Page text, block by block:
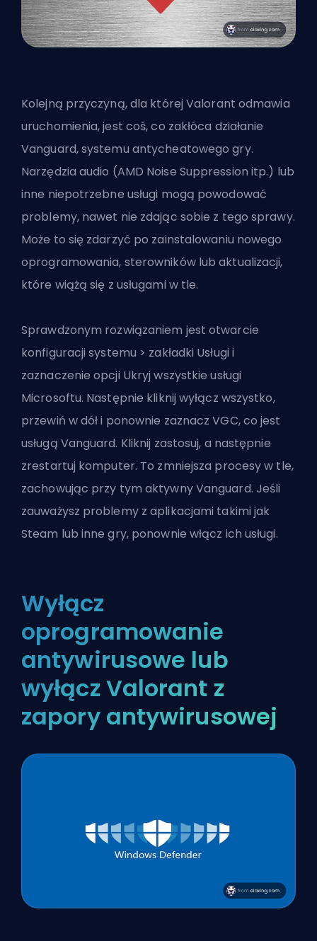
Kolejną przyczyną, dla której Valorant odmawia
uruchomienia, jest coś, co zakłóca działanie
Vanguard, systemu antycheatowego gry.
Narzędzia audio (AMD Noise Suppression itp.) lub
inne niepotrzebne usługi mogą powodować
problemy, nawet nie zdając sobie z tego sprawy.
Może to się zdarzyć po zainstalowaniu nowego
oprogramowania, sterowników lub aktualizacji,
które wiążą się z usługami w tle.
Sprawdzonym rozwiązaniem jest otwarcie
konfiguracji systemu > zakładki Usługi i
zaznaczenie opcji Ukryj wszystkie usługi
Microsoftu. Następnie kliknij wyłącz wszystko,
przewiń w dół i ponownie zaznacz VGC, co jest
usługą Vanguard. Kliknij zastosuj, a następnie
zrestartuj komputer. To zmniejsza procesy w tle,
zachowując przy tym aktywny Vanguard. Jeśli
zauważysz problemy z aplikacjami takimi jak
Steam lub inne gry, ponownie włącz ich usługi.
Wyłącz
oprogramowanie
antywirusowe lub
wyłącz Valorant z
zapory antywirusowej